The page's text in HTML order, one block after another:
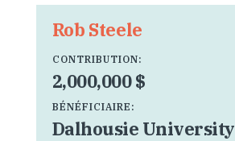
Rob Steele
CONTRIBUTION:
2,000,000 $
BÉNÉFICIAIRE:
Dalhousie University